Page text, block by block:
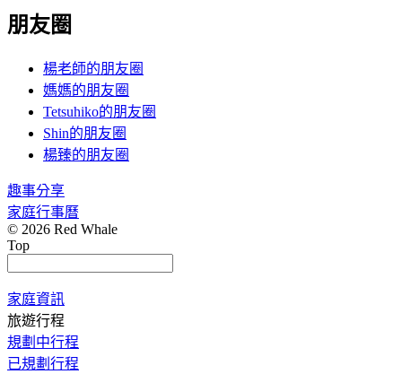
朋友圈
楊老師的朋友圈
媽媽的朋友圈
Tetsuhiko的朋友圈
Shin的朋友圈
楊臻的朋友圈
趣事分享
家庭行事曆
© 2026 Red Whale
Top
家庭資訊
旅遊行程
規劃中行程
已規劃行程